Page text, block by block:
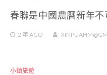
春聯是中國農曆新年
2 年 AGO
小鎮旅遊